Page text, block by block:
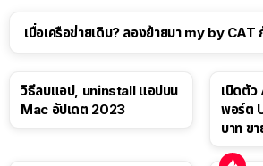
เบื่อเครือข่ายเดิม? ลองย้ายมา my by CAT
วิธีลบแอป, uninstall แอปบน
Mac อัปเดต 2023
เปิดตัว
พอร์ต
บาท ข